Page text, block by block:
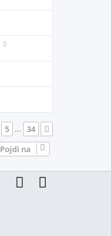
5 34
Pojdi na